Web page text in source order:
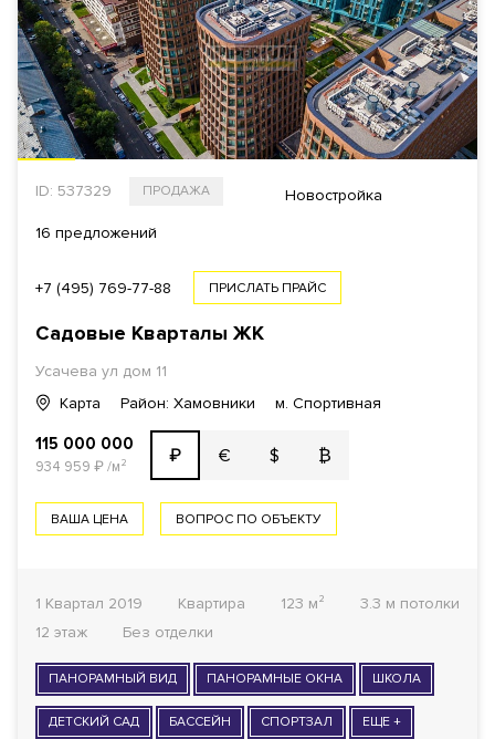
ID: 537329 ПРОДАЖА Новостройка
16 предложений
+7 (495) 769-77-88 ПРИСЛАТЬ ПРАЙС
Садовые Кварталы ЖК
Усачева ул дом 11
Карта
Район: Хамовники м. Спортивная
115 000 000
934 959 ₽/м² ₽ € $ ₿
ВАША ЦЕНА ВОПРОС ПО ОБЪЕКТУ
1 Квартал 2019 Квартира 123 м²
3.3 м потолки
12 этаж
Без отделки
ПАНОРАМНЫЙ ВИД ПАНОРАМНЫЕ ОКНА ШКОЛА
ДЕТСКИЙ САД БАССЕЙН СПОРТЗАЛ ЕЩЕ +